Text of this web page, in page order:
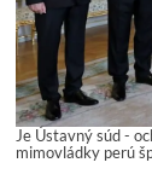
Je Ústavný súd -
mimovládky perú